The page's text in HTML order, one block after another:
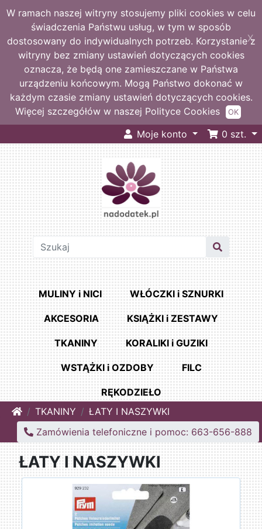
W ramach naszej witryny stosujemy pliki cookies w celu
świadczenia Państwu usług, w tym w sposób
dostosowany do indywidualnych potrzeb. Korzystanie z
witryny bez zmiany ustawień dotyczących cookies
oznacza, że będą one zamieszczane w Państwa
urządzeniu końcowym. Mogą Państwo dokonać w
każdym czasie zmiany ustawień dotyczących cookies.
Więcej szczegółów w naszej Polityce Cookies
X
OK
Moje konto 0 szt.
MULINY i NICI WŁÓCZKI i SZNURKI
AKCESORIA KSIĄŻKI i ZESTAWY
TKANINY KORALIKI i GUZIKI
WSTĄŻKI i OZDOBY FILC
RĘKODZIEŁO
HomeTKANINY
ŁATY I NASZYWKI
Zamówienia telefoniczne i pomoc: 663-656-888
ŁATY I NASZYWKI